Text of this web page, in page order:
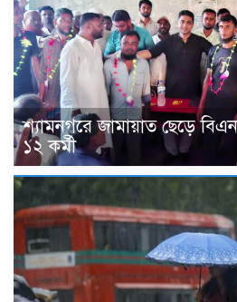
শ্যামনগরে জামায়াত ছেড়ে
১২ কর্মী